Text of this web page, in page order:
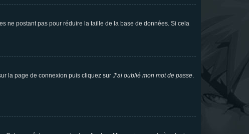
ne postant pas pour réduire la taille de la base de données. Si cela
la page de connexion puis cliquez sur J’ai oublié mon mot de passe.